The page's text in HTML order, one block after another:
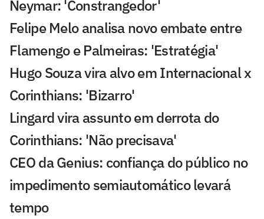
Neymar: 'Constrangedor'
Felipe Melo analisa novo embate entre
Flamengo e Palmeiras: 'Estratégia'
Hugo Souza vira alvo em Internacional x
Corinthians: 'Bizarro'
Lingard vira assunto em derrota do
Corinthians: 'Não precisava'
CEO da Genius: confiança do público no
impedimento semiautomático levará
tempo